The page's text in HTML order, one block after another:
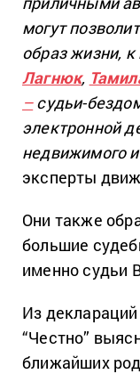
могут
образ жизни,
Лагнюк,
–судьи-
электронной
недвижимого
эксперты
Они также
большие
именно судьи
Из
“Честно”
ближайших